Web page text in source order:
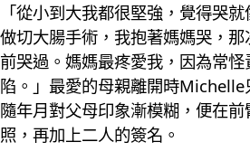
「從小到大我都很堅強，覺得哭
做切大腸手術，我抱著媽媽哭，
前哭過。媽媽最疼愛我，因為常
陷。」最愛的母親離開時
隨年月對父母印象漸模糊，便在
照，再加上二人的簽名。